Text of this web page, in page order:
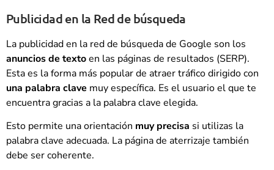
Publicidad en la Red de búsqueda
La publicidad en la red de búsqueda de Google son los
anuncios de textoen las páginas de resultados (SERP).
Esta es la forma más popular de atraer tráfico dirigido con
una palabra clave muy específica. Es el usuario el que te
encuentra gracias a la palabra clave elegida.
Esto permite una orientación muy precisa si utilizas la
palabra clave adecuada. La página de aterrizaje también
debe ser coherente.